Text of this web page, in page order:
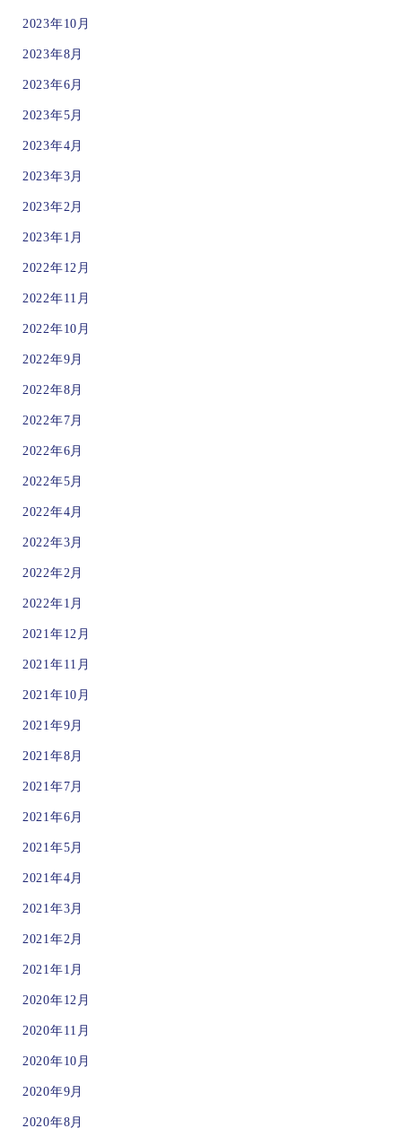
2023年10月
2023年8月
2023年6月
2023年5月
2023年4月
2023年3月
2023年2月
2023年1月
2022年12月
2022年11月
2022年10月
2022年9月
2022年8月
2022年7月
2022年6月
2022年5月
2022年4月
2022年3月
2022年2月
2022年1月
2021年12月
2021年11月
2021年10月
2021年9月
2021年8月
2021年7月
2021年6月
2021年5月
2021年4月
2021年3月
2021年2月
2021年1月
2020年12月
2020年11月
2020年10月
2020年9月
2020年8月